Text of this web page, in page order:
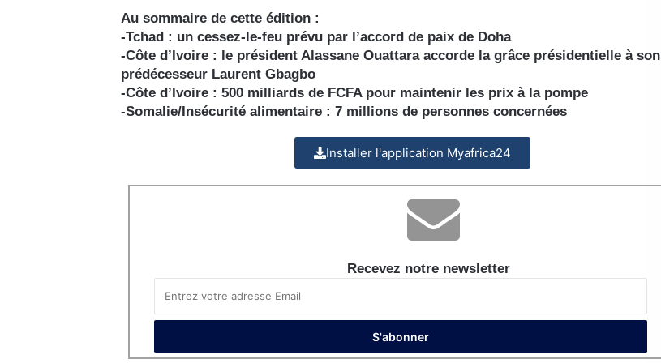
Au sommaire de cette édition :
-Tchad : un cessez-le-feu prévu par l’accord de paix de Doha
-Côte d’Ivoire : le président Alassane Ouattara accorde la grâce présidentielle à son
prédécesseur Laurent Gbagbo
-Côte d’Ivoire : 500 milliards de FCFA pour maintenir les prix à la pompe
-Somalie/Insécurité alimentaire : 7 millions de personnes concernées
Installer l'application Myafrica24
Recevez notre newsletter